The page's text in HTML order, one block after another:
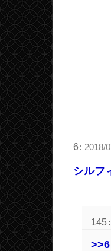
6 : 2018/
シルフ
145:
>>6